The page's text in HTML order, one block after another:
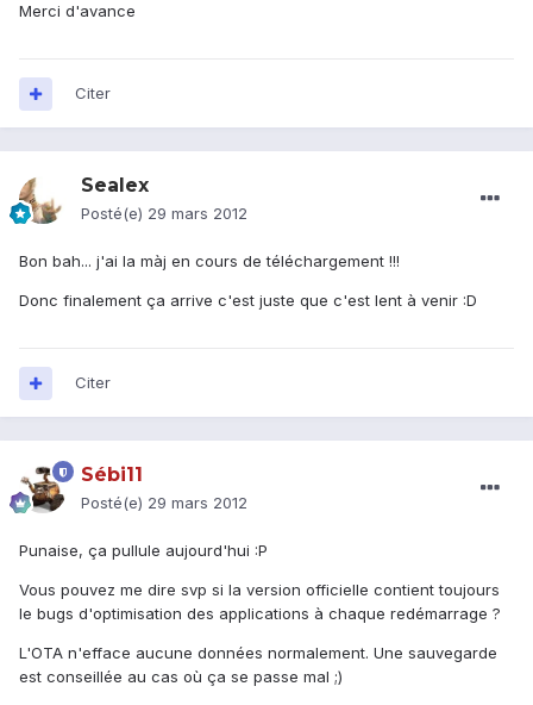
Merci d'avance
Citer
Sealex
Posté(e) 29 mars 2012
Bon bah... j'ai la màj en cours de téléchargement !!!
Donc finalement ça arrive c'est juste que c'est lent à venir :D
Citer
Sébi11
Posté(e) 29 mars 2012
Punaise, ça pullule aujourd'hui :P
Vous pouvez me dire svp si la version officielle contient toujours
le bugs d'optimisation des applications à chaque redémarrage ?
L'OTA n'efface aucune données normalement. Une sauvegarde
est conseillée au cas où ça se passe mal ;)